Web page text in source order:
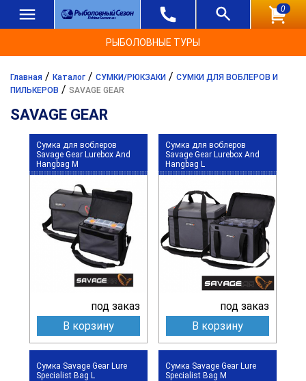
0
РЫБОЛОВНЫЕ ТУРЫ
Главная / Каталог / СУМКИ/РЮКЗАКИ / СУМКИ ДЛЯ ВОБЛЕРОВ И
ПИЛЬКЕРОВ / SAVAGE GEAR
SAVAGE GEAR
Сумка для воблеров
Savage Gear Lurebox And
Hangbag M
под заказ
В корзину
Сумка для воблеров
Savage Gear Lurebox And
Hangbag L
под заказ
В корзину
Сумка Savage Gear Lure
Specialist Bag L
Сумка Savage Gear Lure
Specialist Bag M